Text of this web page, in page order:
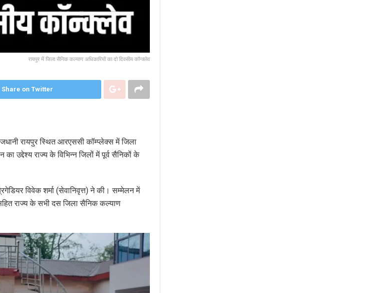
रायपुर में जिला सैनिक कल्याण अधिकारियों का दो दिवसीय कॉन्क्लेव
Share on Twitter
रायपुर स्थित आरएससी कॉम्प्लेक्स में जिला
उद्देश्य राज्य के विभिन्न जिलों में पूर्व सैनिकों के
विवेक शर्मा (सेवानिवृत्त) ने की। सम्मेलन में
राज्य के सभी दस जिला सैनिक कल्याण